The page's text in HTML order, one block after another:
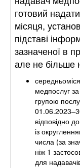
готовий
місяця,
підставі
зазначеної в
але не більше
медпослуг
групою
відповідно
із
числа (за
ніж 1
для